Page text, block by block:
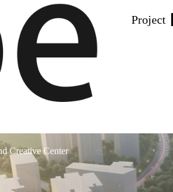
Project
Creative Center